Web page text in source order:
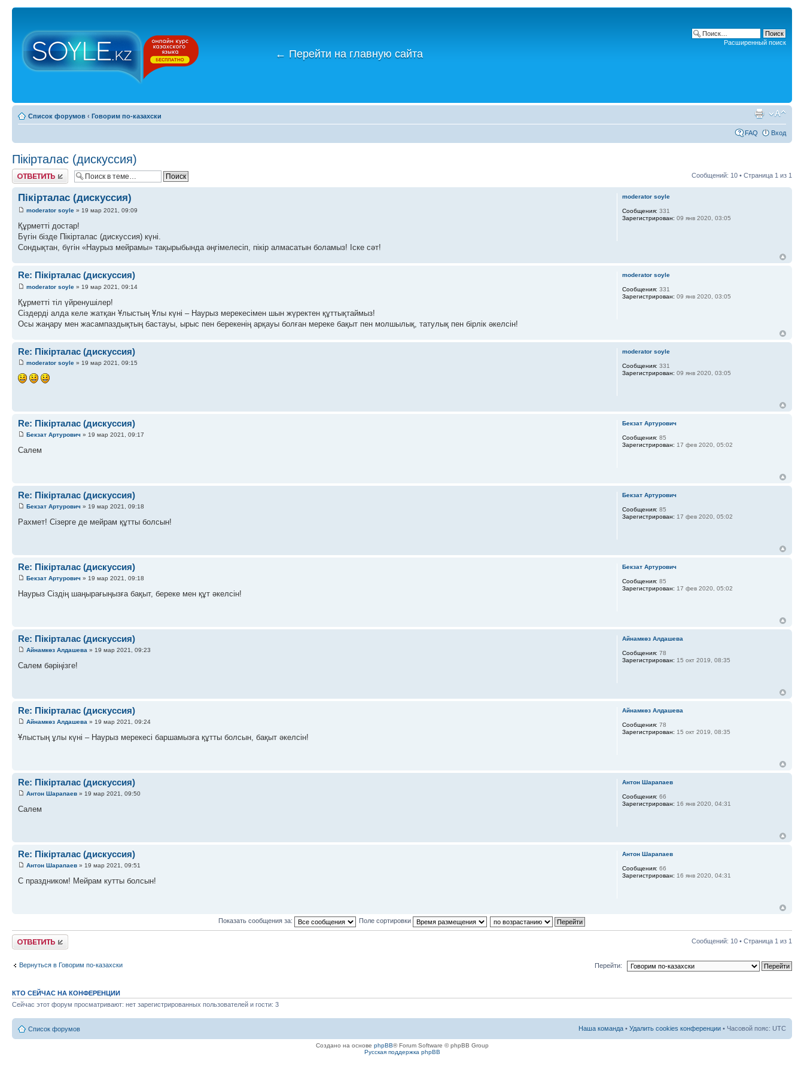
← Перейти на главную сайта
Расширенный поиск
Список форумов ‹ Говорим по-казахски
FAQ Вход
Пікірталас (дискуссия)
Ответить Сообщений: 10 • Страница 1 из 1
Пікірталас (дискуссия)
moderator soyle » 19 мар 2021, 09:09
Құрметті достар!
Бүгін бізде Пікірталас (дискуссия) күні.
Сондықтан, бүгін «Наурыз мейрамы» тақырыбында әңгімелесіп, пікір алмасатын боламыз! Іске сәт!
moderator soyle
Сообщения: 331
Зарегистрирован: 09 янв 2020, 03:05
Re: Пікірталас (дискуссия)
moderator soyle » 19 мар 2021, 09:14
Құрметті тіл үйренушілер!
Сіздерді алда келе жатқан Ұлыстың Ұлы күні – Наурыз мерекесімен шын жүректен құттықтаймыз!
Осы жаңару мен жасампаздықтың бастауы, ырыc пен берекенің арқауы болған мереке бақыт пен молшылық, татулық пен бірлік әкелсін!
moderator soyle
Сообщения: 331
Зарегистрирован: 09 янв 2020, 03:05
Re: Пікірталас (дискуссия)
moderator soyle » 19 мар 2021, 09:15
moderator soyle
Сообщения: 331
Зарегистрирован: 09 янв 2020, 03:05
Re: Пікірталас (дискуссия)
Бекзат Артурович » 19 мар 2021, 09:17
Салем
Бекзат Артурович
Сообщения: 85
Зарегистрирован: 17 фев 2020, 05:02
Re: Пікірталас (дискуссия)
Бекзат Артурович » 19 мар 2021, 09:18
Рахмет! Сізерге де мейрам құтты болсын!
Бекзат Артурович
Сообщения: 85
Зарегистрирован: 17 фев 2020, 05:02
Re: Пікірталас (дискуссия)
Бекзат Артурович » 19 мар 2021, 09:18
Наурыз Сіздің шаңырағыңызға бақыт, береке мен құт әкелсін!
Бекзат Артурович
Сообщения: 85
Зарегистрирован: 17 фев 2020, 05:02
Re: Пікірталас (дискуссия)
Айнамкөз Алдашева » 19 мар 2021, 09:23
Салем бәріңізге!
Айнамкөз Алдашева
Сообщения: 78
Зарегистрирован: 15 окт 2019, 08:35
Re: Пікірталас (дискуссия)
Айнамкөз Алдашева » 19 мар 2021, 09:24
Ұлыстың ұлы күні – Наурыз мерекесі баршамызға құтты болсын, бақыт әкелсін!
Айнамкөз Алдашева
Сообщения: 78
Зарегистрирован: 15 окт 2019, 08:35
Re: Пікірталас (дискуссия)
Антон Шарапаев » 19 мар 2021, 09:50
Салем
Антон Шарапаев
Сообщения: 66
Зарегистрирован: 16 янв 2020, 04:31
Re: Пікірталас (дискуссия)
Антон Шарапаев » 19 мар 2021, 09:51
С праздником! Мейрам кутты болсын!
Антон Шарапаев
Сообщения: 66
Зарегистрирован: 16 янв 2020, 04:31
Показать сообщения за: Поле сортировки
Ответить Сообщений: 10 • Страница 1 из 1
Вернуться в Говорим по-казахски Перейти:
КТО СЕЙЧАС НА КОНФЕРЕНЦИИ
Сейчас этот форум просматривают: нет зарегистрированных пользователей и гости: 3
Список форумов Наша команда • Удалить cookies конференции • Часовой пояс: UTC
Создано на основе phpBB® Forum Software © phpBB Group
Русская поддержка phpBB